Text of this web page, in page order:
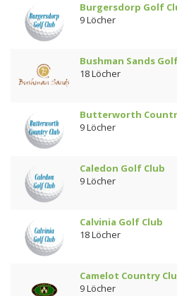
Burgersdorp Golf
9 Löcher
Bushman Sands
18 Löcher
Butterworth
9 Löcher
Caledon Golf Club
9 Löcher
Calvinia Golf Club
18 Löcher
Camelot Country
9 Löcher